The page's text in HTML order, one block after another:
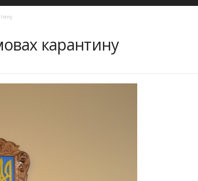
карантину